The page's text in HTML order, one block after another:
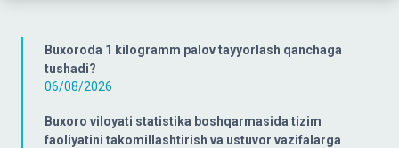
Buxoroda 1 kilogramm palov tayyorlash qanchaga
tushadi?
06/08/2026
Buxoro viloyati statistika boshqarmasida tizim
faoliyatini takomillashtirish va ustuvor vazifalarga